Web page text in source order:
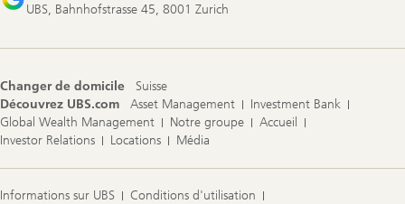
UBS, Bahnhofstrasse 45, 8001 Zurich
Changer de domicile
Suisse
Découvrez UBS.com
Asset Management
Investment Bank
Global Wealth Management
Notre groupe
Accueil
Investor Relations
Locations Média
Informations sur UBS
Conditions d'utilisation